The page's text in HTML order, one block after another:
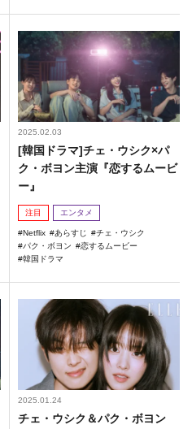
2025.02.03
[韓国ドラマ]チェ・ウシク×パ
ク・ボヨン主演『恋するムービ
ー』
注目 エンタメ
Netflix あらすじ
チェ・ウシク
パク・ボヨン
恋するムービー
韓国ドラマ
2025.01.24
チェ・ウシク＆パク・ボヨン